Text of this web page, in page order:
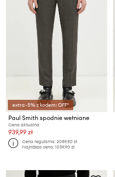
extra -5% z kodem: OFF*
Paul Smith spodnie wełniane
Cena aktualna:
939,99 zł
Cena regularna:2089,90 zł
Najniższa cena:1039,90 zł